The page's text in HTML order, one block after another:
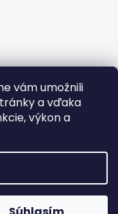
vám umožnili
a vďaka
výkon a